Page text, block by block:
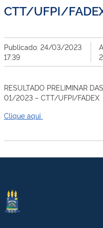
CTT/UFPI/
Publicado: 24/03/2023
17:39
RESULTADO PRELIMINAR
01/2023 – CTT/UFPI/FADEX
Clique aqui